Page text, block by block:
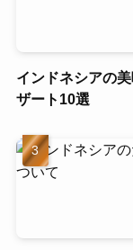
インドネシアの
ザート10選